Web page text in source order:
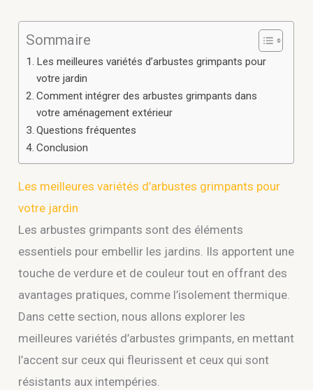
Sommaire
Les meilleures variétés d’arbustes grimpants pour
votre jardin
Comment intégrer des arbustes grimpants dans
votre aménagement extérieur
Questions fréquentes
Conclusion
Les meilleures variétés d’arbustes grimpants pour
votre jardin
Les arbustes grimpants sont des éléments
essentiels pour embellir les jardins. Ils apportent une
touche de verdure et de couleur tout en offrant des
avantages pratiques, comme l’isolement thermique.
Dans cette section, nous allons explorer les
meilleures variétés d’arbustes grimpants, en mettant
l’accent sur ceux qui fleurissent et ceux qui sont
résistants aux intempéries.